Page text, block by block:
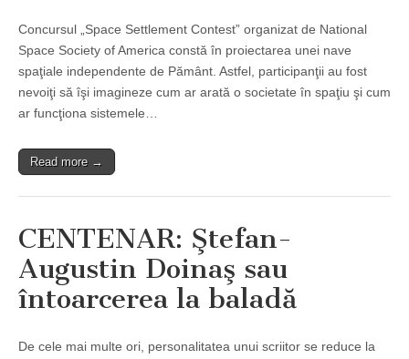
Concursul „Space Settlement Contest” organizat de National
Space Society of America constă în proiectarea unei nave
spaţiale independente de Pământ. Astfel, participanţii au fost
nevoiţi să îşi imagineze cum ar arată o societate în spaţiu şi cum
ar funcţiona sistemele…
Read more →
CENTENAR: Ştefan-
Augustin Doinaş sau
întoarcerea la baladă
De cele mai multe ori, personalitatea unui scriitor se reduce la